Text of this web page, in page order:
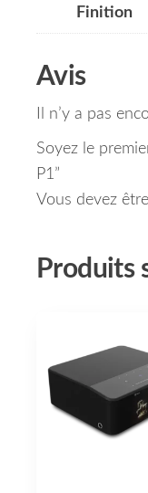
Finition
Avis
Il n’y a pas
Soyez le
P1”
Vous devez être
Produits